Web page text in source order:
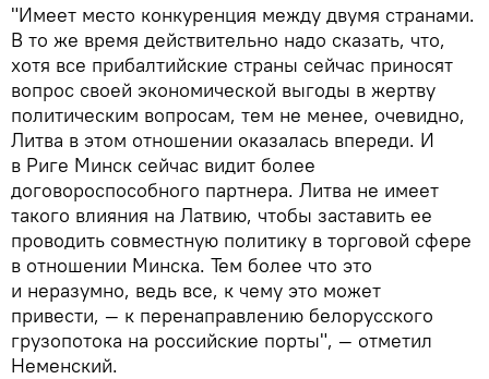
"Имеет место конкуренция между двумя странами.
В то же время действительно надо сказать, что,
хотя все прибалтийские страны сейчас приносят
вопрос своей экономической выгоды в жертву
политическим вопросам, тем не менее, очевидно,
Литва в этом отношении оказалась впереди. И
в Риге Минск сейчас видит более
договороспособного партнера. Литва не имеет
такого влияния на Латвию, чтобы заставить ее
проводить совместную политику в торговой сфере
в отношении Минска. Тем более что это
и неразумно, ведь все, к чему это может
привести, — к перенаправлению белорусского
грузопотока на российские порты", — отметил
Неменский.